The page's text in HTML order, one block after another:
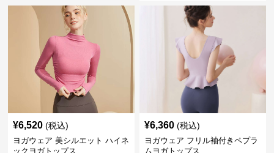
¥6,520 (税込)
ヨガウェア 美シルエット ハイネ
ックヨガトップス
¥6,360 (税込)
ヨガウェア フリル袖付きペプラ
ムヨガトップス